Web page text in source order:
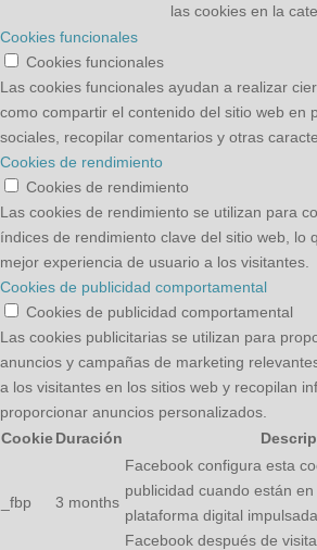
las cookies en la
Cookies funcionales
Cookies funcionales
Las cookies funcionales ayudan a realizar
como compartir el contenido del sitio web en
sociales, recopilar comentarios y otras
Cookies de rendimiento
Cookies de rendimiento
Las cookies de rendimiento se utilizan para
índices de rendimiento clave del sitio web, lo
mejor experiencia de usuario a los visitantes.
Cookies de publicidad comportamental
Cookies de publicidad comportamental
Las cookies publicitarias se utilizan para
anuncios y campañas de marketing
a los visitantes en los sitios web y recopilan
proporcionar anuncios personalizados.
CookieDuración
_fbp 3 months
Facebook configura esta
publicidad cuando están
plataforma digital
Facebook después de